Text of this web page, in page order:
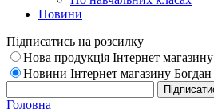
Новини
Підписатись на розсилку
Нова продукція Інтернет магазину
Новини Інтернет магазину Богдан
Головна